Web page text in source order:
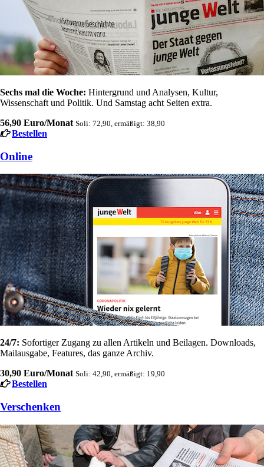
Sechs mal die Woche: Hintergrund und Analysen, Kultur,
Wissenschaft und Politik. Und Samstag acht Seiten extra.
56,90 Euro/Monat Soli: 72,90, ermäßigt: 38,90
Bestellen
Online
24/7: Sofortiger Zugang zu allen Artikeln und Beilagen. Downloads,
Mailausgabe, Features, das ganze Archiv.
30,90 Euro/Monat Soli: 42,90, ermäßigt: 19,90
Bestellen
Verschenken